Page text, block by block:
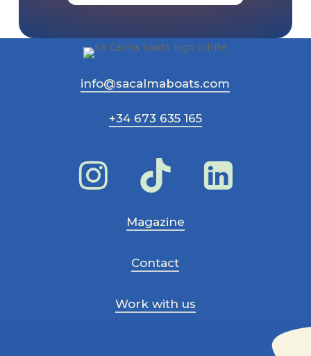
info@sacalmaboats.com
+34 673 635 165
Magazine
Contact
Work with us